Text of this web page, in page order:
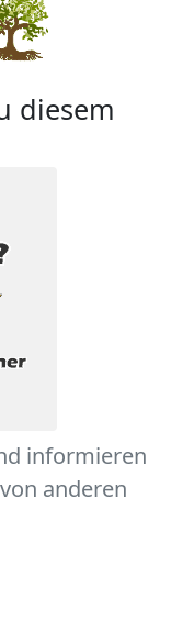
diesem
informieren
anderen